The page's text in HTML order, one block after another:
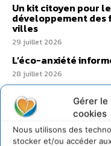
Gérer
cookies
Nous utilisons des
stocker et/ou accéder
Un kit citoyen pour
développement des
villes
29 juillet 2026
L’éco-anxiété
28 juillet 2026
adaptées au
27 juillet 2026